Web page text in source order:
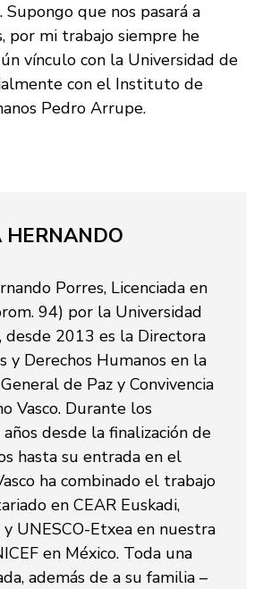
Supongo que nos pasará a
por mi trabajo siempre he
vínculo con la Universidad de
con el Instituto de
Pedro Arrupe.
HERNANDO
Porres, Licenciada en
94) por la Universidad
desde 2013 es la Directora
y Derechos Humanos en la
de Paz y Convivencia
Vasco. Durante los
desde la finalización de
hasta su entrada en el
ha combinado el trabajo
en CEAR Euskadi,
UNESCO-Etxea en nuestra
en México. Toda una
además de a su familia –